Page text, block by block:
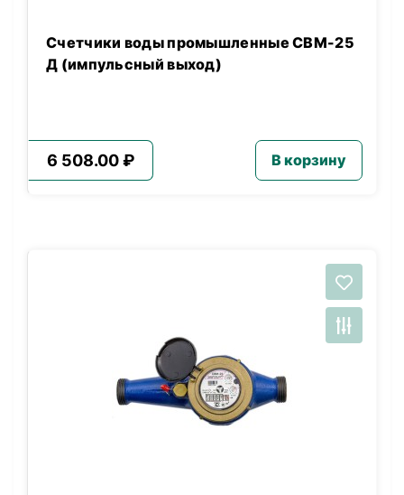
Счетчики воды промышленные СВМ-25
Д (импульсный выход)
6 508.00 ₽ В корзину